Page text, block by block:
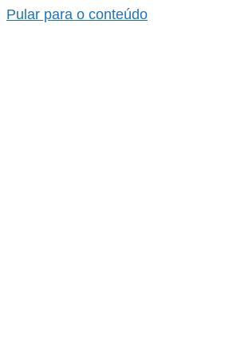
Pular para o conteúdo